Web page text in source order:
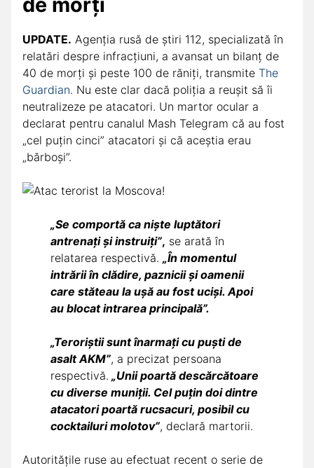
UPDATE. Agenția rusă de știri 112, specializată în
relatări despre infracțiuni, a avansat un bilanț de
40 de morți și peste 100 de răniți, transmite The
Guardian. Nu este clar dacă poliția a reușit să îi
neutralizeze pe atacatori. Un martor ocular a
declarat pentru canalul Mash Telegram că au fost
„cel puțin cinci” atacatori și că aceștia erau
„bărboși”.
„Se comportă ca niște luptători
antrenați și instruiți”, se arată în
relatarea respectivă. „În momentul
intrării în clădire, paznicii și oamenii
care stăteau la ușă au fost uciși. Apoi
au blocat intrarea principală”.
„Teroriștii sunt înarmați cu puști de
asalt AKM”, a precizat persoana
respectivă. „Unii poartă descărcătoare
cu diverse muniții. Cel puțin doi dintre
atacatori poartă rucsacuri, posibil cu
cocktailuri molotov”, declară martorii.
Autoritățile ruse au efectuat recent o serie de